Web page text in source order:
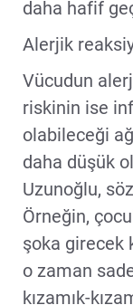
daha hafif
Alerjik
Vücudun
riskinin ise
olabileceği
daha düşük
Uzunoğlu,
Örneğin,
şoka girecek
o zaman
kızamık-